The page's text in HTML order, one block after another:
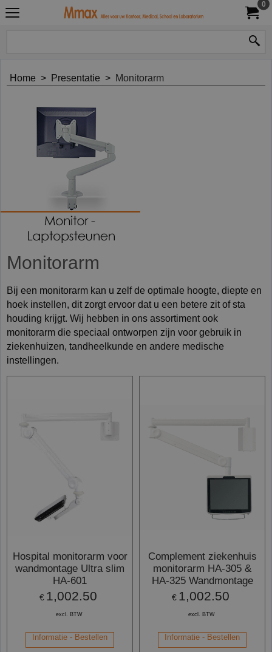
0
Home > Presentatie > Monitorarm
Monitorarm
Bij een monitorarm kan u zelf de optimale hoogte, diepte en
hoek instellen, dit zorgt ervoor dat u een betere zit of sta
houding krijgt. Wij hebben in ons assortiment ook
monitorarm die speciaal ontworpen zijn voor gebruik in
ziekenhuizen, tandheelkunde en andere medische
instellingen.
Hospital monitorarm voor
wandmontage Ultra slim
HA-601
€ 1,002.50
excl. BTW
Informatie - Bestellen
Complement ziekenhuis
monitorarm HA-305 &
HA-325 Wandmontage
€ 1,002.50
excl. BTW
Informatie - Bestellen